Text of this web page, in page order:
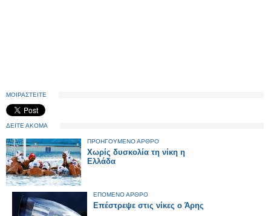
ΜΟΙΡΑΣΤΕΙΤΕ
ΔΕΙΤΕ ΑΚΟΜΑ
ΠΡΟΗΓΟΥΜΕΝΟ ΑΡΘΡΟ
Χωρίς δυσκολία τη νίκη η
Ελλάδα
ΕΠΟΜΕΝΟ ΑΡΘΡΟ
Επέστρεψε στις νίκες ο Άρης